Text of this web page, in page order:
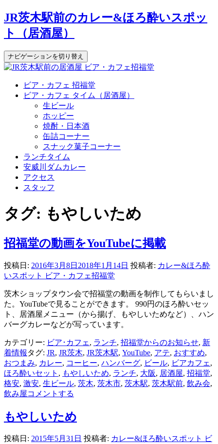
JR茨木駅前のカレー&ほろ酔いスポッ
ト（居酒屋）
ナビゲーションを切り替え
ビア・カフェ 招福堂
ビア・カフェ タイム（居酒屋）
生ビール
ホッピー
焼酎・日本酒
缶詰コーナー
スナック菓子コーナー
ランチタイム
安威川ダムカレー
アクセス
スタッフ
タグ: もやしいため
招福堂の動画をYouTubeに掲載
投稿日: 2016年3月8日 2018年1月14日 投稿者: カレー&ほろ酔
いスポット ビア・カフェ招福堂
茨木ショップタウン会で招福堂の動画を制作してもらいまし
た。YouTubeで見ることができます。 990円のほろ酔いセッ
ト、居酒屋メニュー（から揚げ、もやしいためなど）、ハン
バーグカレーなどが写っています。
カテゴリー: ビア･カフェ , ランチ, 招福堂からのお知らせ, 新
着情報 タグ: JR, JR茨木, JR茨木駅, YouTube, アテ, おすすめ,
おつまみ, カレー, コーヒー, ハンバーグ, ビール, ビアカフェ ,
ほろ酔いセット , もやしいため, ランチ, 大阪, 居酒屋, 招福堂,
格安, 激安, 生ビール, 茨木, 茨木市, 茨木駅, 茨木駅前, 飲み会,
飲み屋コメントする
もやしいため
投稿日: 2015年5月31日 投稿者: カレー&ほろ酔いスポット ビ